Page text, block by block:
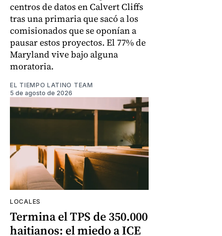
centros de datos en Calvert Cliffs
tras una primaria que sacó a los
comisionados que se oponían a
pausar estos proyectos. El 77% de
Maryland vive bajo alguna
moratoria.
EL TIEMPO LATINO TEAM
5 de agosto de 2026
LOCALES
Termina el TPS de 350.000
haitianos: el miedo a ICE